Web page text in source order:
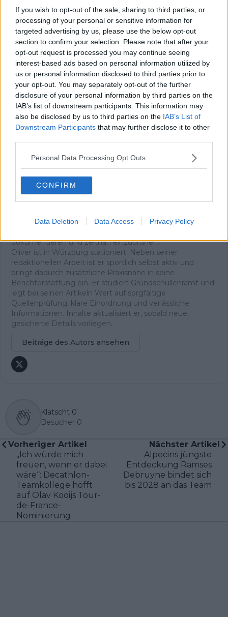
If you wish to opt-out of the sale, sharing to third parties, or
processing of your personal or sensitive information for
targeted advertising by us, please use the below opt-out
section to confirm your selection. Please note that after your
opt-out request is processed you may continue seeing
interest-based ads based on personal information utilized by
us or personal information disclosed to third parties prior to
your opt-out. You may separately opt-out of the further
disclosure of your personal information by third parties on the
IAB’s list of downstream participants. This information may
also be disclosed by us to third parties on the IAB’s List of
Downstream Participants that may further disclose it to other
Personal Data Processing Opt Outs
CONFIRM
Data Deletion Data Access Privacy Policy
Ordner – überprüfe ihn daher bitte ebenfalls.
Alle wichtigen News, Ergebnisse und
Rennvorschauen – täglich kompakt per E-
Mail.
Abonnieren
Oliver Ried
Redakteur
Oliver Ried ist seit Anfang 2025 Redakteur bei
professionellen Radsport und begleitet das Geschehen
von der WorldTour bis zu wichtigen nationalen und
internationalen Rennen. Sein Schwerpunkt liegt auf
aktuellen Rennberichten, Einordnungen und
Hintergrundtexten, mit denen er sportliche
erklärt. Bei großen Renntagen arbeitet er zudem mit
dokumentieren und zeitnah einzuordnen.
Oliver ist in Würzburg stationiert. Neben seiner
redaktionellen Arbeit ist er sportlich selbst aktiv und
bringt dadurch zusätzliche Praxisnähe in seine
Berichterstattung ein. Er studiert Grundschullehramt und
legt bei seinen Artikeln Wert auf sorgfältige
Quellenprüfung, klare Einordnung und verlässliche
Informationen. Inhalte aktualisiert er, sobald neue,
gesicherte Details vorliegen.
Beiträge des Autors ansehen
Klatscht 0
Besucher 0
Vorheriger Artikel
„Ich würde mich
freuen, wenn er dabei
wäre“: Decathlon-
Teamkollege hofft
auf Olav Kooijs Tour-
de-France-
Nominierung
Nächster Artikel
Alpecins jüngste
Entdeckung Ramses
Debruyne bindet sich
bis 2028 an das Team